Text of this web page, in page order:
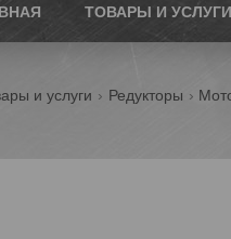
ТОВАРЫ И УСЛУГИ
и услуги Редукторы